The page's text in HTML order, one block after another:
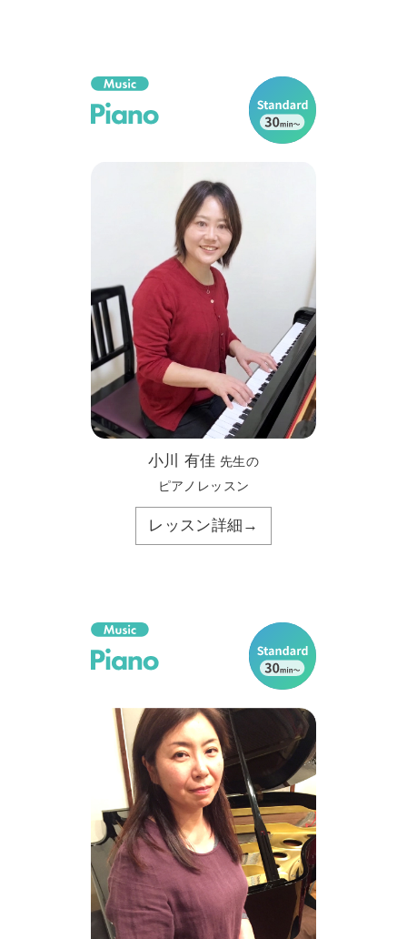
小川 有佳 先生の
ピアノレッスン
レッスン詳細→